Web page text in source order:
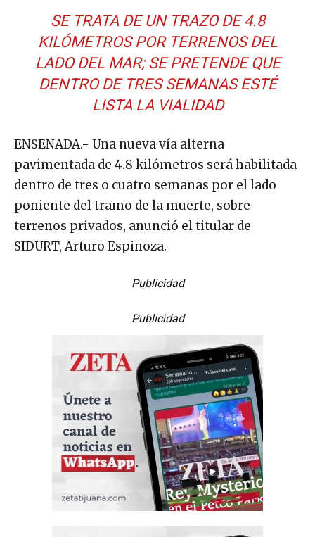
SE TRATA DE UN TRAZO DE 4.8
KILÓMETROS POR TERRENOS DEL
LADO DEL MAR; SE PRETENDE QUE
DENTRO DE TRES SEMANAS ESTÉ
LISTA LA VIALIDAD
ENSENADA.- Una nueva vía alterna
pavimentada de 4.8 kilómetros será habilitada
dentro de tres o cuatro semanas por el lado
poniente del tramo de la muerte, sobre
terrenos privados, anunció el titular de
SIDURT, Arturo Espinoza.
Publicidad
Publicidad